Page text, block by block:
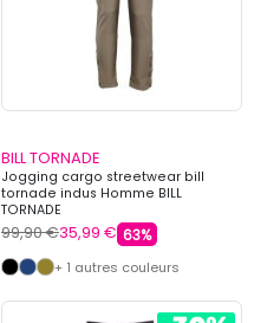
BILL TORNADE
Jogging cargo streetwear bill
tornade indus Homme BILL
TORNADE
99,90 €35,99 € 63%
+ 1 autres couleurs